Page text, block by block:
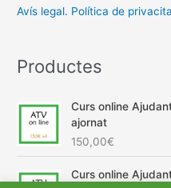
Avís legal. Política de
Productes
Curs online
ajornat
150,00€
Curs online